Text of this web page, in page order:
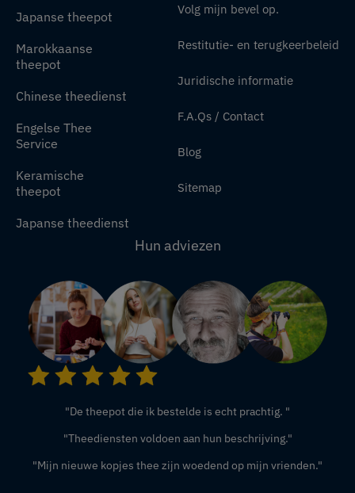
Japanse theepot
Marokkaanse
theepot
Chinese theedienst
Engelse Thee
Service
Keramische
theepot
Japanse theedienst
Volg mijn bevel op.
Restitutie- en terugkeerbeleid
Juridische informatie
F.A.Qs / Contact
Blog
Sitemap
Hun adviezen
"De theepot die ik bestelde is echt prachtig. "
"Theediensten voldoen aan hun beschrijving."
"Mijn nieuwe kopjes thee zijn woedend op mijn vrienden."